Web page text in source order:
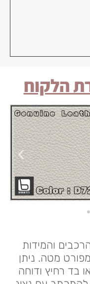
הלקוח
והמידות
מטה. ניתן
בד רחיץ ודוחה